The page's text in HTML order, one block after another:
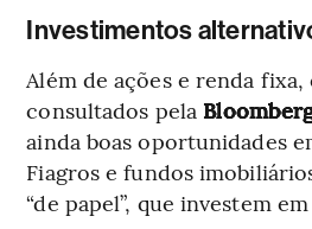
Investimentos
Além de ações e renda fixa,
consultados pela
ainda boas oportunidades
Fiagros e fundos
“de papel”, que investem